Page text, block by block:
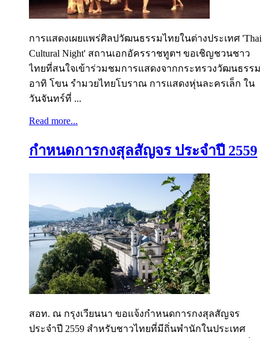
การแสดงเผยแพร่ศิลปวัฒนธรรมไทยในต่างประเทศ 'Thai
Cultural Night' สถานเอกอัครราชทูตฯ ขอเชิญชวนชาว
ไทยที่สนใจเข้าร่วมชมการแสดงจากกระทรวงวัฒนธรรม
อาทิ โขน รำมวยไทยโบราณ การแสดงหุ่นละครเล็ก ใน
วันจันทร์ที่ ...
Read more...
กำหนดการกงสุลสัญจร ประจำปี 2559
สอท. ณ กรุงเวียนนา ขอแจ้งกำหนดการกงสุลสัญจร
ประจำปี 2559 สำหรับชาวไทยที่มีถิ่นพำนักในประเทศ